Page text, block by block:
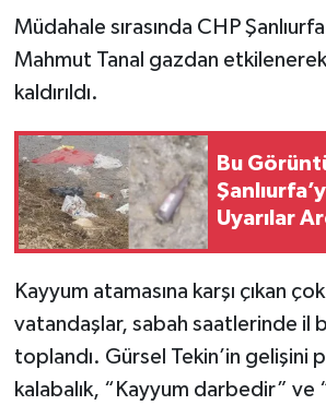
Müdahale sırasında CHP
Mahmut Tanal gazdan
kaldırıldı.
Bu
Uyarılar
Kayyum atamasına karşı çıkan
vatandaşlar, sabah saatlerinde il
toplandı. Gürsel Tekin’in gelişini
kalabalık, “Kayyum darbedir” ve